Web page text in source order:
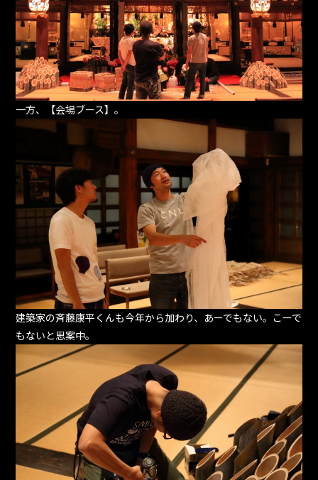
一方、【会場ブース】。
建築家の斉藤康平くんも今年から加わり、あーでもない。こーで
もないと思案中。